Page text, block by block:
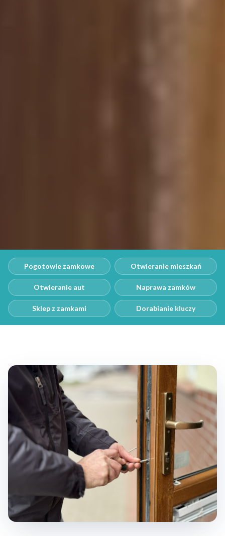
Pogotowie zamkowe Otwieranie mieszkań
Otwieranie aut Naprawa zamków
Sklep z zamkami Dorabianie kluczy